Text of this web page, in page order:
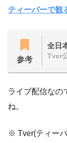
ティーバーで観
参考
全日
Tver
ライブ配信なの
ね。
※ Tver(ティー